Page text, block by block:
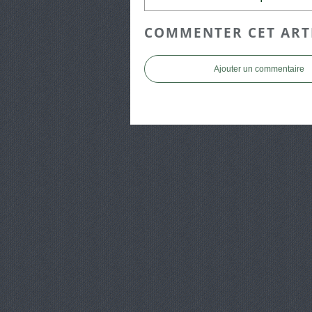
COMMENTER CET
Ajouter un commentaire